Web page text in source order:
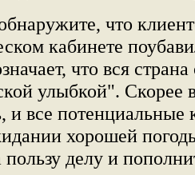
что
кабинете
что вся
улыбкой". Скорее
и все потенциальные
хорошей
делу и